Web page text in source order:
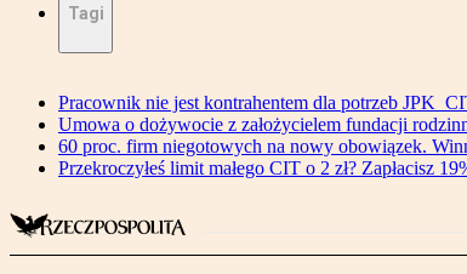
Tagi
Pracownik nie jest kontrahentem dla potrzeb
Umowa o dożywocie z założycielem fundacji
60 proc. firm niegotowych na nowy obowiązek.
Przekroczyłeś limit małego CIT o 2 zł? Zapłacisz